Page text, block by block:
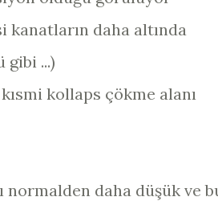
kanatların daha altında
gibi ...)
kollaps çökme alanı
daha düşük ve